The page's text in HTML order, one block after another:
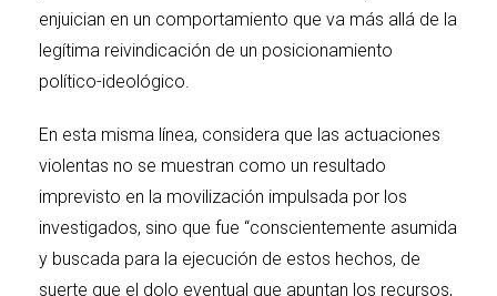
enjuician en un comportamiento que va más allá de la
legítima reivindicación de un posicionamiento
político-ideológico.
En esta misma línea, considera que las actuaciones
violentas no se muestran como un resultado
imprevisto en la movilización impulsada por los
investigados, sino que fue “conscientemente asumida
y buscada para la ejecución de estos hechos, de
suerte que el dolo eventual que apuntan los recursos,